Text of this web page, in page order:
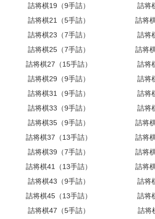
詰将棋19（9手詰）
詰将
詰将棋21（5手詰）
詰将
詰将棋23（7手詰）
詰将
詰将棋25（7手詰）
詰将
詰将棋27（15手詰）
詰将
詰将棋29（9手詰）
詰将
詰将棋31（9手詰）
詰将
詰将棋33（9手詰）
詰将
詰将棋35（9手詰）
詰将
詰将棋37（13手詰）
詰将
詰将棋39（7手詰）
詰将
詰将棋41（13手詰）
詰将
詰将棋43（9手詰）
詰将
詰将棋45（13手詰）
詰将
詰将棋47（5手詰）
詰将